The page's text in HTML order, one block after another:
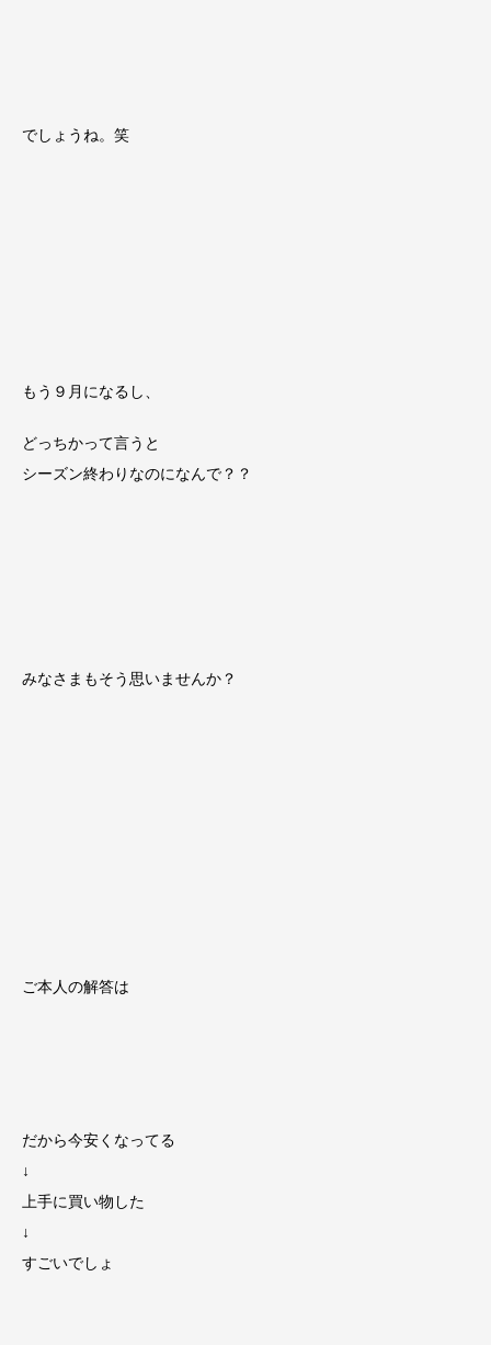
でしょうね。笑
もう９月になるし、
どっちかって言うと
シーズン終わりなのになんで？？
みなさまもそう思いませんか？
ご本人の解答は
だから今安くなってる
↓
上手に買い物した
↓
すごいでしょ